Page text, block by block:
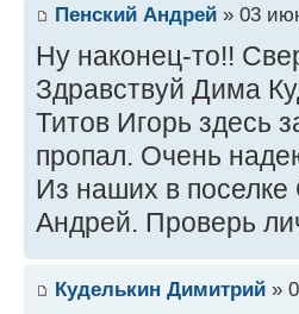
Пенский Андрей » 03
Ну наконец-то!!
Здравствуй Дима
Титов Игорь здесь
пропал. Очень
Из наших в
Андрей. Проверь
Куделькин Димитрий »